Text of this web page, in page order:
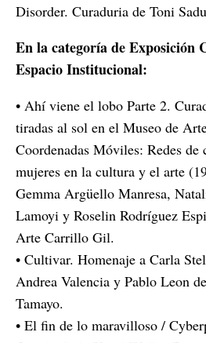
Disorder. Curaduria de Toni
En la categoría de Exposición
Espacio Institucional:
• Ahí viene el lobo Parte 2.
tiradas al sol en el Museo de
Coordenadas Móviles: Redes de
mujeres en la cultura y el arte
Gemma Argüello Manresa,
Lamoyi y Roselin Rodríguez
Arte Carrillo Gil.
• Cultivar. Homenaje a Carla
Andrea Valencia y Pablo Leon
Tamayo.
• El fin de lo maravilloso /